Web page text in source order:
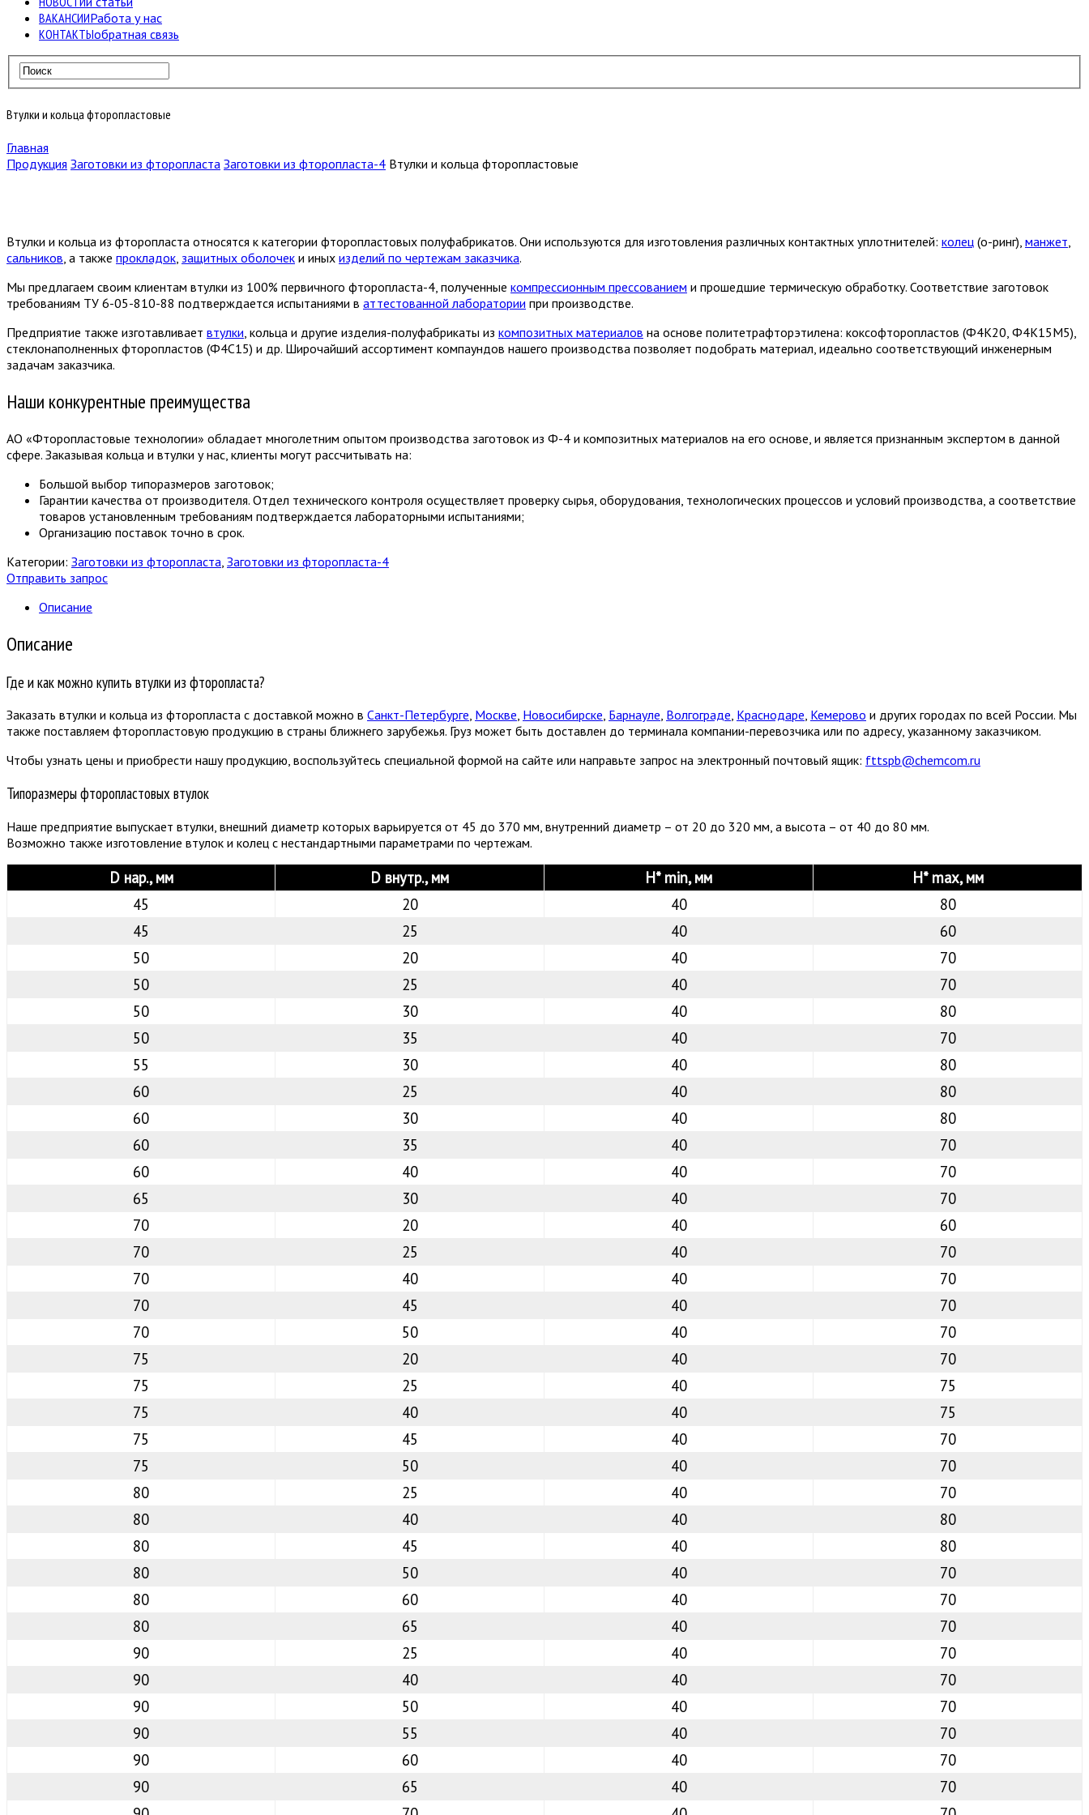
ВАКАНСИИРабота у нас
КОНТАКТЫобратная связь
Втулки и кольца фторопластовые
Главная
Продукция Заготовки из фторопласта Заготовки из фторопласта-4 Втулки и кольца фторопластовые
Втулки и кольца из фторопласта относятся к категории фторопластовых полуфабрикатов. Они используются для изготовления различных контактных уплотнителей: колец (о-ринг), манжет,
сальников, а также прокладок, защитных оболочек и иных изделий по чертежам заказчика.
Мы предлагаем своим клиентам втулки из 100% первичного фторопласта-4, полученные компрессионным прессованием и прошедшие термическую обработку. Соответствие заготовок
требованиям ТУ 6-05-810-88 подтверждается испытаниями в аттестованной лаборатории при производстве.
Предприятие также изготавливает втулки, кольца и другие изделия-полуфабрикаты из композитных материалов на основе политетрафторэтилена: коксофторопластов (Ф4К20, Ф4К15М5),
стеклонаполненных фторопластов (Ф4С15) и др. Широчайший ассортимент компаундов нашего производства позволяет подобрать материал, идеально соответствующий инженерным
задачам заказчика.
Наши конкурентные преимущества
АО «Фторопластовые технологии» обладает многолетним опытом производства заготовок из Ф-4 и композитных материалов на его основе, и является признанным экспертом в данной
сфере. Заказывая кольца и втулки у нас, клиенты могут рассчитывать на:
Большой выбор типоразмеров заготовок;
Гарантии качества от производителя. Отдел технического контроля осуществляет проверку сырья, оборудования, технологических процессов и условий производства, а соответствие
товаров установленным требованиям подтверждается лабораторными испытаниями;
Организацию поставок точно в срок.
Категории: Заготовки из фторопласта Заготовки из фторопласта-4
Отправить запрос
Описание
Описание
Где и как можно купить втулки из фторопласта?
Заказать втулки и кольца из фторопласта с доставкой можно в Санкт-Петербурге, Москве, Новосибирске, Барнауле, Волгограде, Краснодаре, Кемерово и других городах по всей России. Мы
также поставляем фторопластовую продукцию в страны ближнего зарубежья. Груз может быть доставлен до терминала компании-перевозчика или по адресу, указанному заказчиком.
Чтобы узнать цены и приобрести нашу продукцию, воспользуйтесь специальной формой на сайте или направьте запрос на электронный почтовый ящик: fttspb@chemcom.ru
Типоразмеры фторопластовых втулок
Наше предприятие выпускает втулки, внешний диаметр которых варьируется от 45 до 370 мм, внутренний диаметр – от 20 до 320 мм, а высота – от 40 до 80 мм.
Возможно также изготовление втулок и колец с нестандартными параметрами по чертежам.
D нар., мм D внутр., мм H* min, мм
H* max, мм
45
20 40
80
45
25 40
60
50
20 40
70
50
25 40
70
50
30 40
80
50
35 40
70
55
30 40
80
60
25 40
80
60
30 40
80
60
35 40
70
60
40 40
70
65
30 40
70
70
20 40
60
70
25 40
70
70
40 40
70
70
45 40
70
70
50 40
70
75
20 40
70
75
25 40
75
75
40 40
75
75
45 40
70
75
50 40
70
80
25 40
70
80
40 40
80
80
45 40
80
80
50 40
70
80
60 40
70
80
65 40
70
90
25 40
70
90
40 40
70
90
50 40
70
90
55 40
70
90
60 40
70
90
65 40
70